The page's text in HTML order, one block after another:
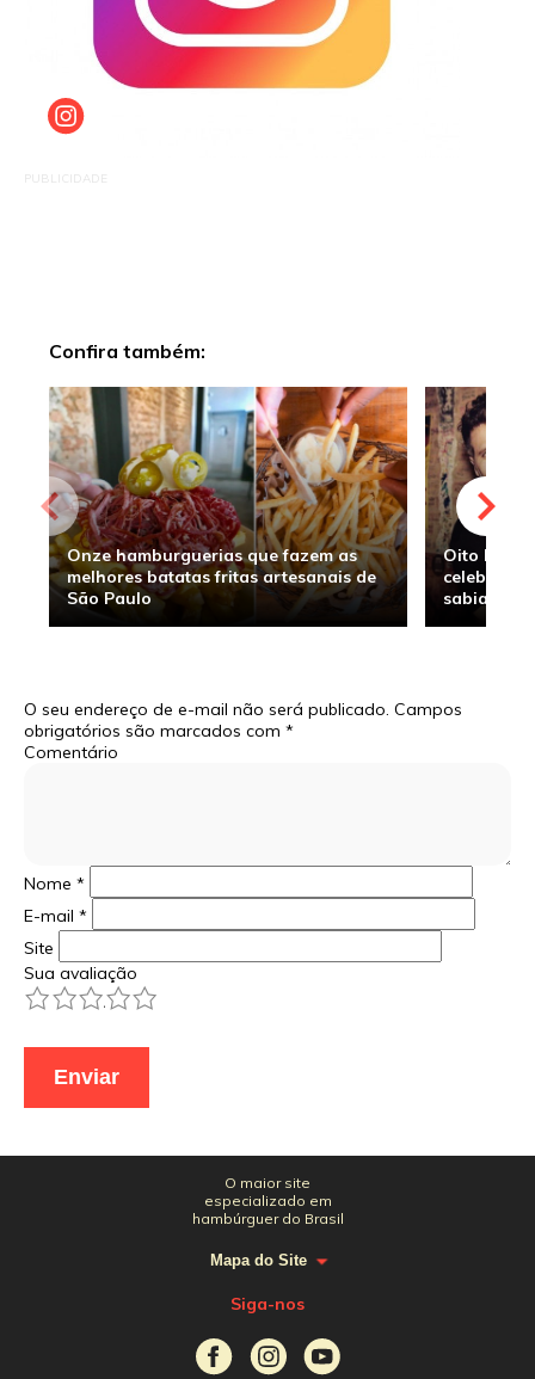
PUBLICIDADE
Confira também:
Onze hamburguerias que fazem as
melhores batatas fritas artesanais de
São Paulo
Oito
sabia
O seu endereço de e-mail não será publicado. Campos
obrigatórios são marcados com *
Comentário
Nome *
E-mail *
Site
Sua avaliação
5
4
3
2
O maior site
especializado em
hambúrguer do Brasil
Mapa do Site
Siga-nos